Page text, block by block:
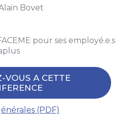
Bovet
pour ses employé.e.s
VOUS A CETTE
(PDF)